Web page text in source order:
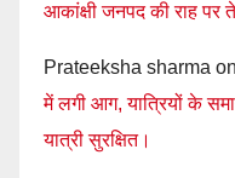
आकांक्षी जनपद की राह पर
Prateeksha sharma on
में लगी आग, यात्रियों के
यात्री सुरक्षित।